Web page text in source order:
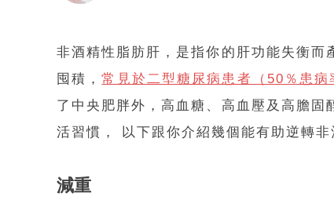
非酒精性脂肪肝，是指你的肝功能失衡
囤積，常見於二型糖尿病患者（50％患
了中央肥胖外，高血糖、高血壓及高膽
活習慣， 以下跟你介紹幾個能有助逆轉
減重